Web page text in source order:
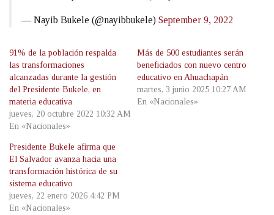
— Nayib Bukele (@nayibbukele) September 9, 2022
91% de la población respalda
las transformaciones
alcanzadas durante la gestión
del Presidente Bukele, en
materia educativa
jueves, 20 octubre 2022 10:32 AM
En «Nacionales»
Más de 500 estudiantes serán
beneficiados con nuevo centro
educativo en Ahuachapán
martes, 3 junio 2025 10:27 AM
En «Nacionales»
Presidente Bukele afirma que
El Salvador avanza hacia una
transformación histórica de su
sistema educativo
jueves, 22 enero 2026 4:42 PM
En «Nacionales»